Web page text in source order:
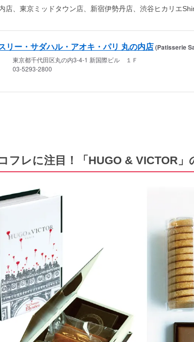
店、東京ミッドタウン店、新宿伊勢丹店、渋谷ヒカリエ
フレに注目！「HUGO & VICTOR